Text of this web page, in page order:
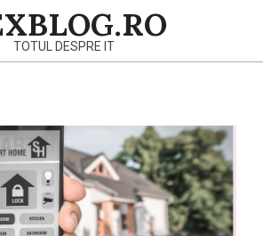
TOTUL DESPRE IT